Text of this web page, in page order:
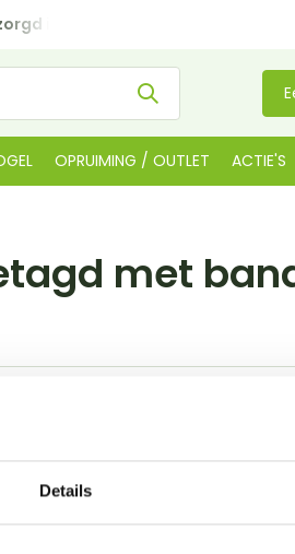
Details
in NL
OPRUIMING / OUTLET ACTIE'S
met